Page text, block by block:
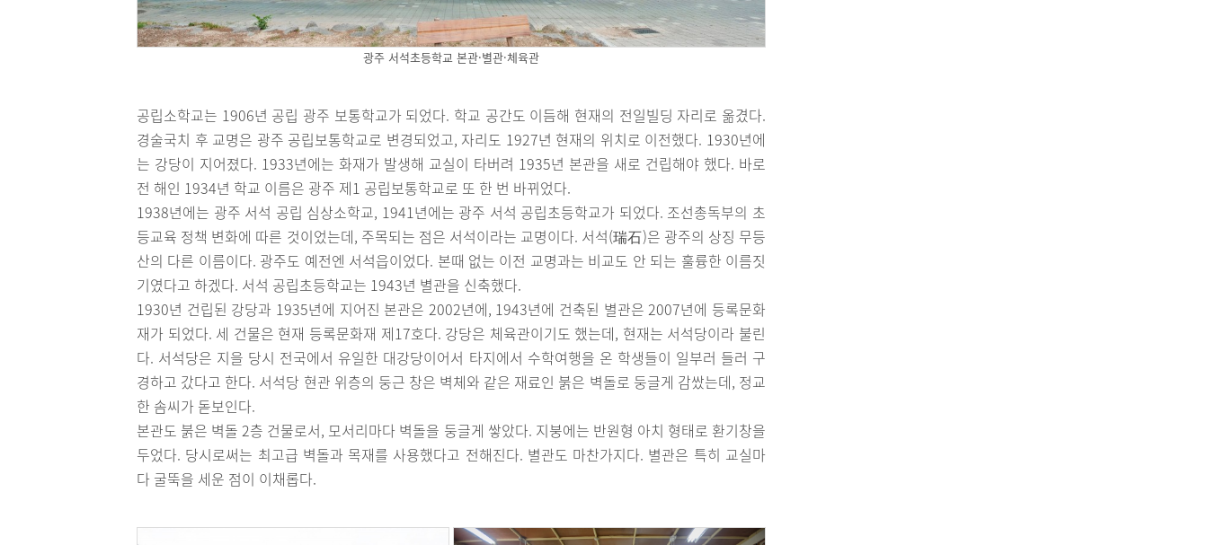
광주 서석초등학교 본관·별관·체육관
공립소학교는 1906년 공립 광주 보통학교가 되었다. 학교 공간도 이듬해 현재의 전일빌딩 자리로 옮겼다.
경술국치 후 교명은 광주 공립보통학교로 변경되었고, 자리도 1927년 현재의 위치로 이전했다. 1930년에
는 강당이 지어졌다. 1933년에는 화재가 발생해 교실이 타버려 1935년 본관을 새로 건립해야 했다. 바로
전 해인 1934년 학교 이름은 광주 제1 공립보통학교로 또 한 번 바뀌었다.
1938년에는 광주 서석 공립 심상소학교, 1941년에는 광주 서석 공립초등학교가 되었다. 조선총독부의 초
등교육 정책 변화에 따른 것이었는데, 주목되는 점은 서석이라는 교명이다. 서석(瑞石)은 광주의 상징 무등
산의 다른 이름이다. 광주도 예전엔 서석읍이었다. 본때 없는 이전 교명과는 비교도 안 되는 훌륭한 이름짓
기였다고 하겠다. 서석 공립초등학교는 1943년 별관을 신축했다.
1930년 건립된 강당과 1935년에 지어진 본관은 2002년에, 1943년에 건축된 별관은 2007년에 등록문화
재가 되었다. 세 건물은 현재 등록문화재 제17호다. 강당은 체육관이기도 했는데, 현재는 서석당이라 불린
다. 서석당은 지을 당시 전국에서 유일한 대강당이어서 타지에서 수학여행을 온 학생들이 일부러 들러 구
경하고 갔다고 한다. 서석당 현관 위층의 둥근 창은 벽체와 같은 재료인 붉은 벽돌로 둥글게 감쌌는데, 정교
한 솜씨가 돋보인다.
본관도 붉은 벽돌 2층 건물로서, 모서리마다 벽돌을 둥글게 쌓았다. 지붕에는 반원형 아치 형태로 환기창을
두었다. 당시로써는 최고급 벽돌과 목재를 사용했다고 전해진다. 별관도 마찬가지다. 별관은 특히 교실마
다 굴뚝을 세운 점이 이채롭다.